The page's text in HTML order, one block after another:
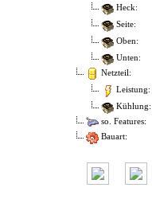
Heck:
Seite:
Oben:
Unten:
Netzteil:
Leistung:
Kühlung:
so. Features:
Bauart: